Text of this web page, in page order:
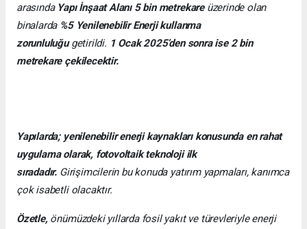
arasında Yapı İnşaat Alanı 5 bin metrekare üzerinde olan
binalarda%5 Yenilenebilir Enerji kullanma
zorunluluğugetirildi. 1 Ocak 2025’den sonra ise 2 bin
metrekare çekilecektir.
Yapılarda; yenilenebilir enerji kaynakları konusunda en rahat
uygulama olarak, fotovoltaik teknoloji ilk
sıradadır. Girişimcilerin bu konuda yatırım yapmaları, kanımca
çok isabetli olacaktır.
Özetle,önümüzdeki yıllarda fosil yakıt ve türevleriyle enerji